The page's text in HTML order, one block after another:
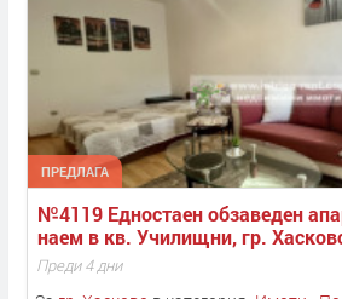
ПРЕДЛАГА
№4119 Едностаен обзаведен
наем в кв. Училищни, гр.
Преди 4 дни